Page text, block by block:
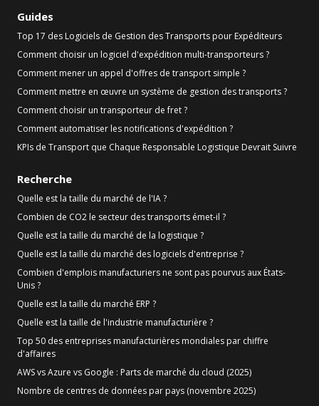
Guides
Top 17 des Logiciels de Gestion des Transports pour Expéditeurs
Comment choisir un logiciel d'expédition multi-transporteurs ?
Comment mener un appel d'offres de transport simple ?
Comment mettre en œuvre un système de gestion des transports ?
Comment choisir un transporteur de fret ?
Comment automatiser les notifications d'expédition ?
KPIs de Transport que Chaque Responsable Logistique Devrait Suivre
Recherche
Quelle est la taille du marché de l'IA ?
Combien de CO2 le secteur des transports émet-il ?
Quelle est la taille du marché de la logistique ?
Quelle est la taille du marché des logiciels d'entreprise ?
Combien d'emplois manufacturiers ne sont pas pourvus aux États-
Unis ?
Quelle est la taille du marché ERP ?
Quelle est la taille de l'industrie manufacturière ?
Top 50 des entreprises manufacturières mondiales par chiffre
d'affaires
AWS vs Azure vs Google : Parts de marché du cloud (2025)
Nombre de centres de données par pays (novembre 2025)